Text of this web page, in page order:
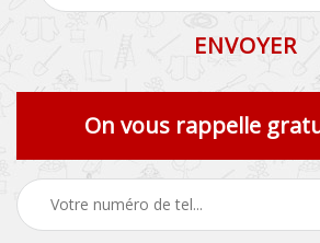
On vous rappelle